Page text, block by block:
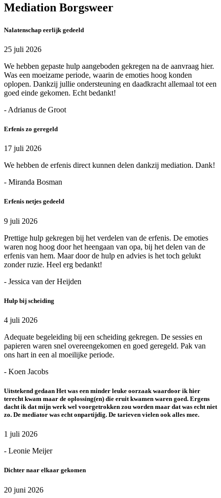
Mediation Borgsweer
Nalatenschap eerlijk gedeeld
25 juli 2026
We hebben gepaste hulp aangeboden gekregen na de aanvraag hier.
Was een moeizame periode, waarin de emoties hoog konden
oplopen. Dankzij jullie ondersteuning en daadkracht allemaal tot een
goed einde gekomen. Echt bedankt!
- Adrianus de Groot
Erfenis zo geregeld
17 juli 2026
We hebben de erfenis direct kunnen delen dankzij mediation. Dank!
- Miranda Bosman
Erfenis netjes gedeeld
9 juli 2026
Prettige hulp gekregen bij het verdelen van de erfenis. De emoties
waren nog hoog door het heengaan van opa, bij het delen van de
erfenis van hem. Maar door de hulp en advies is het toch gelukt
zonder ruzie. Heel erg bedankt!
- Jessica van der Heijden
Hulp bij scheiding
4 juli 2026
Adequate begeleiding bij een scheiding gekregen. De sessies en
papieren waren snel overeengekomen en goed geregeld. Pak van
ons hart in een al moeilijke periode.
- Koen Jacobs
Uitstekend gedaan Het was een minder leuke oorzaak waardoor ik hier
terecht kwam maar de oplossing(en) die eruit kwamen waren goed. Ergens
dacht ik dat mijn werk wel voorgetrokken zou worden maar dat was echt niet
zo. De mediator was echt onpartijdig. De tarieven vielen ook alles mee.
1 juli 2026
- Leonie Meijer
Dichter naar elkaar gekomen
20 juni 2026